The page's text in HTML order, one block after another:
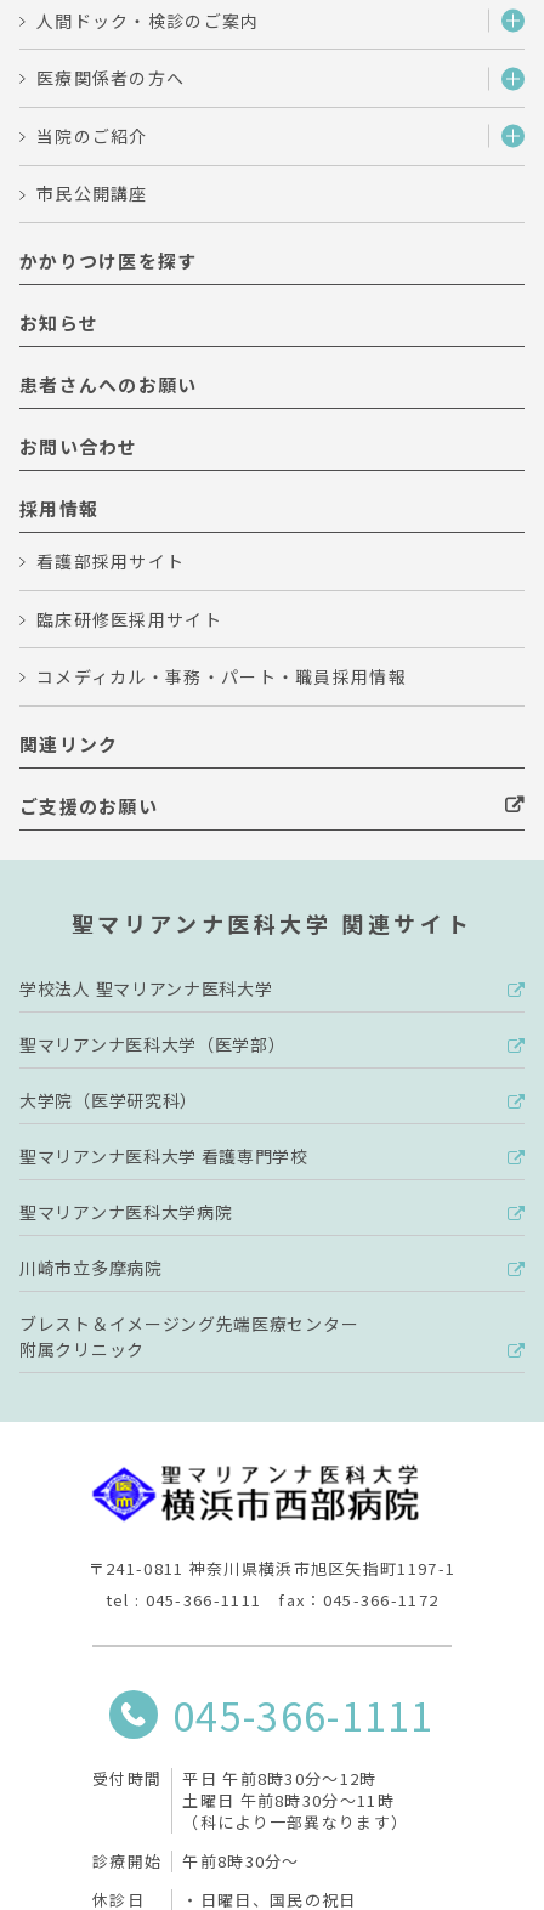
人間ドック・検診のご案内
医療関係者の方へ
当院のご紹介
市民公開講座
かかりつけ医を探す
お知らせ
患者さんへのお願い
お問い合わせ
採用情報
看護部採用サイト
臨床研修医採用サイト
コメディカル・事務・パート・職員採用情報
関連リンク
ご支援のお願い
聖マリアンナ医科大学 関連サイト
学校法人 聖マリアンナ医科大学
聖マリアンナ医科大学（医学部）
大学院（医学研究科）
聖マリアンナ医科大学 看護専門学校
聖マリアンナ医科大学病院
川崎市立多摩病院
ブレスト＆イメージング先端医療センター
附属クリニック
〒241-0811 神奈川県横浜市旭区矢指町1197-1
tel : 045-366-1111 fax：045-366-1172
045-366-1111
受付時間
平日 午前8時30分〜12時
土曜日 午前8時30分〜11時
（科により一部異なります）
診療開始
午前8時30分〜
休診日
日曜日、国民の祝日